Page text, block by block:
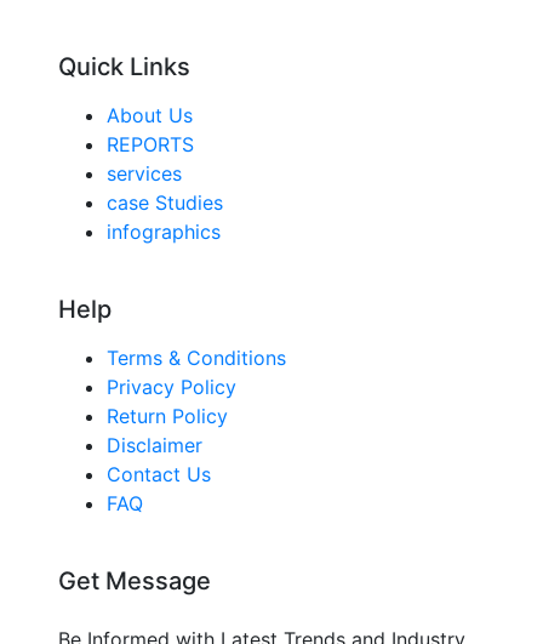
Quick Links
About Us
REPORTS
services
case Studies
infographics
Help
Terms & Conditions
Privacy Policy
Return Policy
Disclaimer
Contact Us
FAQ
Get Message
Be Informed with Latest Trends and Industry